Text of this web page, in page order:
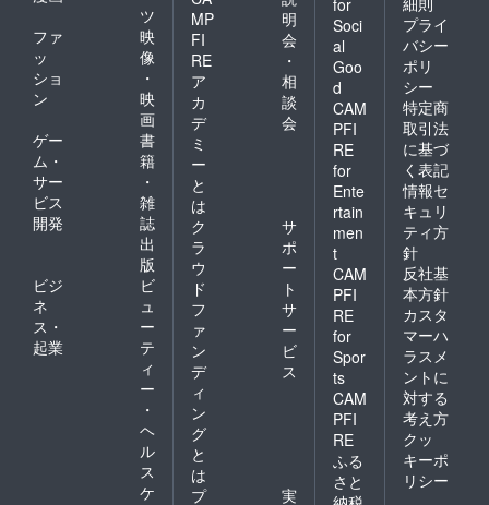
できた
らあり
がたい
です。
迎えし
ましょ
う！ 作
ること
は生き
るこ
と。 み
なさん
に優し
い風が
たくさ
ん吹き
ますよ
うに。
ご参加
お待ち
してい
ます。
※写真は
昨年稲
わらと
真菰で
注連飾
りWSを
行った
時のも
ので
す。
手仕
事、藁
綯い。
昔から
人々が
平和へ
の祈り
と願い
を込め
綯い上
げてき
た注連
飾り。
令和は
じめて
のお正
月を手
作りの
真菰の
注連飾
りとお
迎えし
ましょ
う！ 作
ること
は生き
るこ
と。 み
ツ
ファ
ッ
ショ
ン
映
像
・
映
画
ゲー
ム・
サー
ビス
開発
書
籍
・
雑
誌
出
版
ビジ
ネ
ス・
起業
ビ
ュ
ー
テ
ィ
ー
・
ヘ
ル
ス
ケ
MP
FI
RE
ア
カ
デ
ミ
ー
と
は
明
会
・
相
談
会
ク
ラ
ウ
ド
フ
ァ
ン
デ
ィ
ン
グ
と
は
サ
ポ
ー
ト
サ
ー
ビ
ス
プ
実
Soci
al
Goo
d
CAM
PFI
RE
for
Ente
rtain
men
t
CAM
PFI
RE
for
Spor
ts
CAM
PFI
RE
ふる
さと
プライ
バシー
ポリ
シー
特定商
取引法
に基づ
く表記
情報セ
キュリ
ティ方
針
反社基
本方針
カスタ
マーハ
ラスメ
ントに
対する
考え方
クッ
キーポ
リシー